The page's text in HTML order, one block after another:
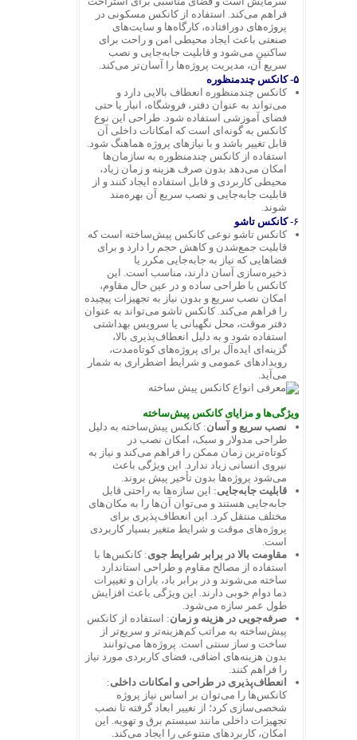
فراهم می‌کند. استفاده از کانکس مسکونی در
پروژه‌های دورافتاده، کارگاه‌ها و سایت‌های
صنعتی باعث ایجاد محیطی امن و راحت برای
ساکنین می‌شود و قابلیت جابه‌جایی و نصب
سریع آن، مدیریت پروژه‌ها را آسان‌تر می‌کند.
۵- کانکس چندمنظوره
کانکس چندمنظوره انعطاف بالایی دارد و
می‌تواند به عنوان دفتر، فروشگاه، انبار یا حتی
فضای آموزشی استفاده شود. طراحی این نوع
کانکس به گونه‌ای است که امکانات داخلی آن
قابل تغییر باشد و با نیازهای پروژه هماهنگ شود.
استفاده از کانکس چندمنظوره به سازمان‌ها
امکان می‌دهد بدون صرف هزینه و زمان زیاد،
محیطی کاربردی و قابل استفاده ایجاد کنند و از
قابلیت جابه‌جایی و نصب سریع آن بهره‌مند
شوند.
۶- کانکس تاشو
کانکس تاشو نوعی کانکس پیش‌ساخته است که
قابلیت جمع‌شدن و کاهش حجم را دارد و برای
فضاهایی که نیاز به جابه‌جایی مکرر یا
ذخیره‌سازی آسان دارند، مناسب است. این
کانکس با طراحی ساده و در عین حال مقاوم،
امکان نصب سریع و بدون نیاز به تجهیزات پیچیده
را فراهم می‌کند. کانکس تاشو می‌تواند به عنوان
دفتر موقت، محل نگهبانی یا سرویس بهداشتی
استفاده شود و به دلیل انعطاف‌پذیری بالا،
گزینه‌ای ایده‌آل برای پروژه‌های کوتاه‌مدت،
رویدادهای عمومی و شرایط اضطراری به شمار
می‌آید.
ویژگی‌ها و مزایای کانکس پیش‌ساخته
نصب سریع و آسان: کانکس پیش‌ساخته به دلیل
طراحی مدولار و سبک، امکان نصب در
کوتاه‌ترین زمان ممکن را فراهم می‌کند و نیاز به
نیروی انسانی زیاد ندارد. این ویژگی باعث
می‌شود پروژه‌ها بدون تأخیر پیش بروند.
قابلیت جابه‌جایی: این سازه‌ها به راحتی قابل
جابه‌جایی هستند و می‌توان آن‌ها را به مکان‌های
مختلف منتقل کرد. این انعطاف‌پذیری برای
پروژه‌های موقت و شرایط متغیر بسیار کاربردی
است.
مقاومت بالا در برابر شرایط جوی: کانکس‌ها با
استفاده از مصالح مقاوم و طراحی استاندارد
ساخته می‌شوند و در برابر باد، باران و تغییرات
دما دوام خوبی دارند. این ویژگی باعث افزایش
طول عمر سازه می‌شود.
صرفه‌جویی در هزینه و زمان: استفاده از کانکس
پیش‌ساخته به مراتب کم‌هزینه‌تر و سریع‌تر از
ساخت و ساز سنتی است. پروژه‌ها می‌توانند
بدون هزینه‌های اضافی، فضای کاربردی مورد نیاز
را فراهم کنند.
انعطاف‌پذیری در طراحی و امکانات داخلی:
کانکس‌ها را می‌توان بر اساس نیاز پروژه
شخصی‌سازی کرد؛ از تغییر ابعاد گرفته تا نصب
تجهیزات داخلی مانند سیستم برق و تهویه. این
امکان، کاربردهای متنوعی را ایجاد می‌کند.